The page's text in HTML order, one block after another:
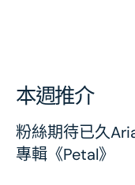
本週推介
粉絲期待已久
專輯《Petal》